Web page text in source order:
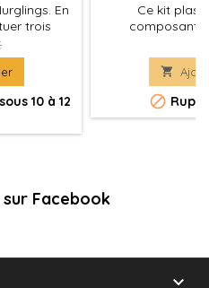
En
trois
avec
10 à 12
Ce kit
composants
Chacun d'eux
Rot Fly, un
quatre ailes
dans le ciel en


sur Facebook
